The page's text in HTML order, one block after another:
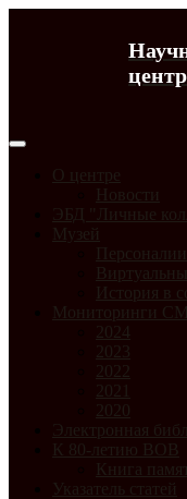
О центре
Новости
ЭБД "Личные
Музей
История в
Мониторинги
2024
2023
2022
2021
2020
Электронная
К 80-летию ВОВ
Книга
Указатель статей